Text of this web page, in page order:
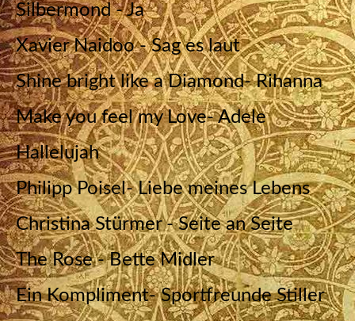
Silbermond - Ja
Xavier Naidoo - Sag es laut
Shine bright like a Diamond- Rihanna
Make you feel my Love- Adele
Hallelujah
Philipp Poisel- Liebe meines Lebens
Christina Stürmer - Seite an Seite
The Rose - Bette Midler
Ein Kompliment- Sportfreunde Stiller